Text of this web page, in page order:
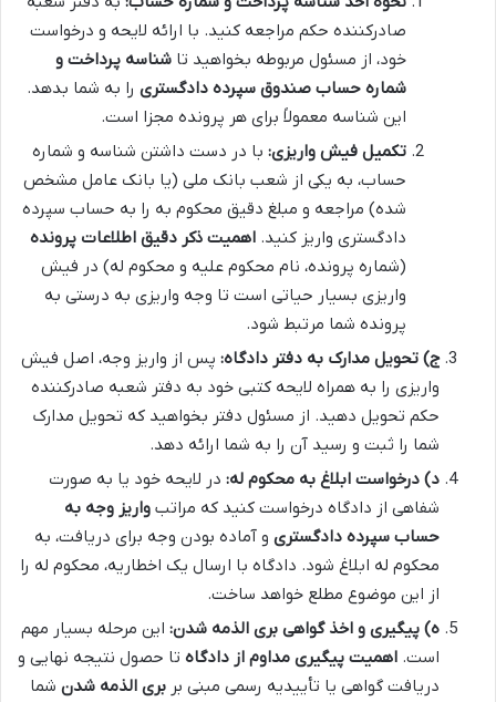
صادرکننده حکم مراجعه کنید. با ارائه لایحه و درخواست
خود، از مسئول مربوطه بخواهید تا شناسه پرداخت و
شماره حساب صندوق سپرده دادگستری را به شما بدهد.
این شناسه معمولاً برای هر پرونده مجزا است.
تکمیل فیش واریزی: با در دست داشتن شناسه و شماره
حساب، به یکی از شعب بانک ملی (یا بانک عامل مشخص
شده) مراجعه و مبلغ دقیق محکوم به را به حساب سپرده
دادگستری واریز کنید. اهمیت ذکر دقیق اطلاعات پرونده
(شماره پرونده، نام محکوم علیه و محکوم له) در فیش
واریزی بسیار حیاتی است تا وجه واریزی به درستی به
پرونده شما مرتبط شود.
ج) تحویل مدارک به دفتر دادگاه: پس از واریز وجه، اصل فیش
واریزی را به همراه لایحه کتبی خود به دفتر شعبه صادرکننده
حکم تحویل دهید. از مسئول دفتر بخواهید که تحویل مدارک
شما را ثبت و رسید آن را به شما ارائه دهد.
د) درخواست ابلاغ به محکوم له: در لایحه خود یا به صورت
شفاهی از دادگاه درخواست کنید که مراتب واریز وجه به
حساب سپرده دادگستری و آماده بودن وجه برای دریافت، به
محکوم له ابلاغ شود. دادگاه با ارسال یک اخطاریه، محکوم له را
از این موضوع مطلع خواهد ساخت.
ه) پیگیری و اخذ گواهی بری الذمه شدن: این مرحله بسیار مهم
است. اهمیت پیگیری مداوم از دادگاه تا حصول نتیجه نهایی و
دریافت گواهی یا تأییدیه رسمی مبنی بر بری الذمه شدن شما